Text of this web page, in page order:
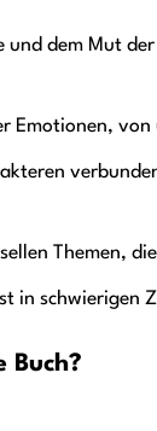
und dem Mut
Emotionen,
Themen,
in
Buch?